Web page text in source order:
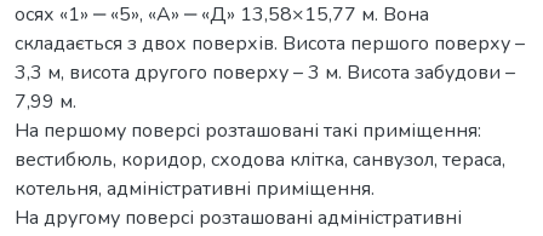
осях «1» ‒ «5», «А» ‒ «Д» 13,58×15,77 м. Вона
складається з двох поверхів. Висота першого поверху –
3,3 м, висота другого поверху – 3 м. Висота забудови –
7,99 м.
На першому поверсі розташовані такі приміщення:
вестибюль, коридор, сходова клітка, санвузол, тераса,
котельня, адміністративні приміщення.
На другому поверсі розташовані адміністративні